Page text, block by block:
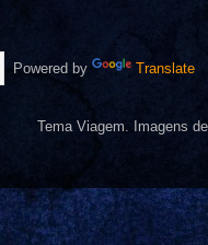
Powered by Translate
Tema Viagem. Imagens